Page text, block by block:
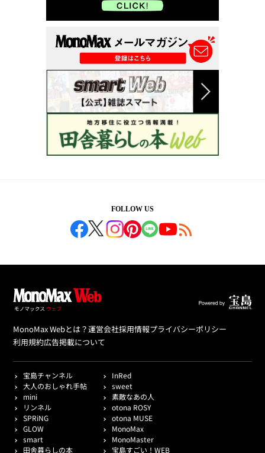
FOLLOW US
MonoMax Webとは？運営会社採用情報プライバシーポリシー
利用規約広告掲載について
宝島チャンネル
InRed
大人のおしゃれ手帖
sweet
mini
素敵なあの人
リンネル
otona ROSY
SPRiNG
otona MUSE
GLOW
MonoMax
smart
MonoMaster
田舎暮らしの本
宝島すごい！WEB